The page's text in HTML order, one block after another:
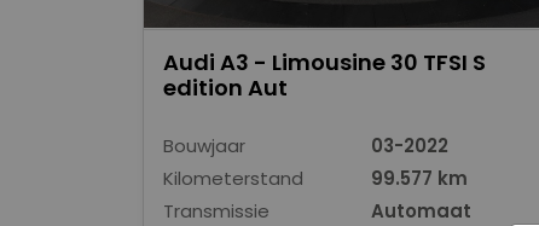
Audi A3 - Limousine 30 TFSI S
edition Aut
Bouwjaar
03-2022
Kilometerstand
99.577 km
Transmissie
Automaat